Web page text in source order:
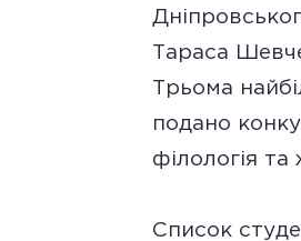
Тараса
Трьома
подано
філологія
Список